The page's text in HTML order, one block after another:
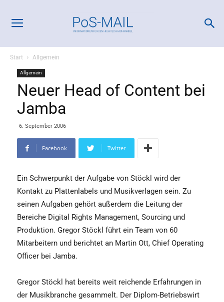
Start Allgemein
Allgemein
Neuer Head of Content bei
Jamba
6. September 2006
Facebook Twitter
Ein Schwerpunkt der Aufgabe von Stöckl wird der
Kontakt zu Plattenlabels und Musikverlagen sein. Zu
seinen Aufgaben gehört außerdem die Leitung der
Bereiche Digital Rights Management, Sourcing und
Produktion. Gregor Stöckl führt ein Team von 60
Mitarbeitern und berichtet an Martin Ott, Chief Operating
Officer bei Jamba.
Gregor Stöckl hat bereits weit reichende Erfahrungen in
der Musikbranche gesammelt. Der Diplom-Betriebswirt